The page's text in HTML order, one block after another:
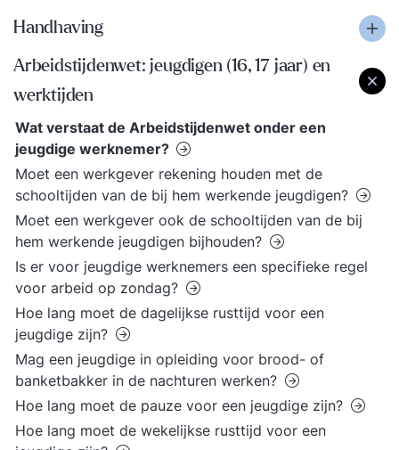
Handhaving
Arbeidstijdenwet: jeugdigen (16, 17 jaar) en
werktijden
Wat verstaat de Arbeidstijdenwet onder een
jeugdige werknemer?
Moet een werkgever rekening houden met de
schooltijden van de bij hem werkende jeugdigen?
Moet een werkgever ook de schooltijden van de bij
hem werkende jeugdigen bijhouden?
Is er voor jeugdige werknemers een specifieke regel
voor arbeid op zondag?
Hoe lang moet de dagelijkse rusttijd voor een
jeugdige zijn?
Mag een jeugdige in opleiding voor brood- of
banketbakker in de nachturen werken?
Hoe lang moet de pauze voor een jeugdige zijn?
Hoe lang moet de wekelijkse rusttijd voor een